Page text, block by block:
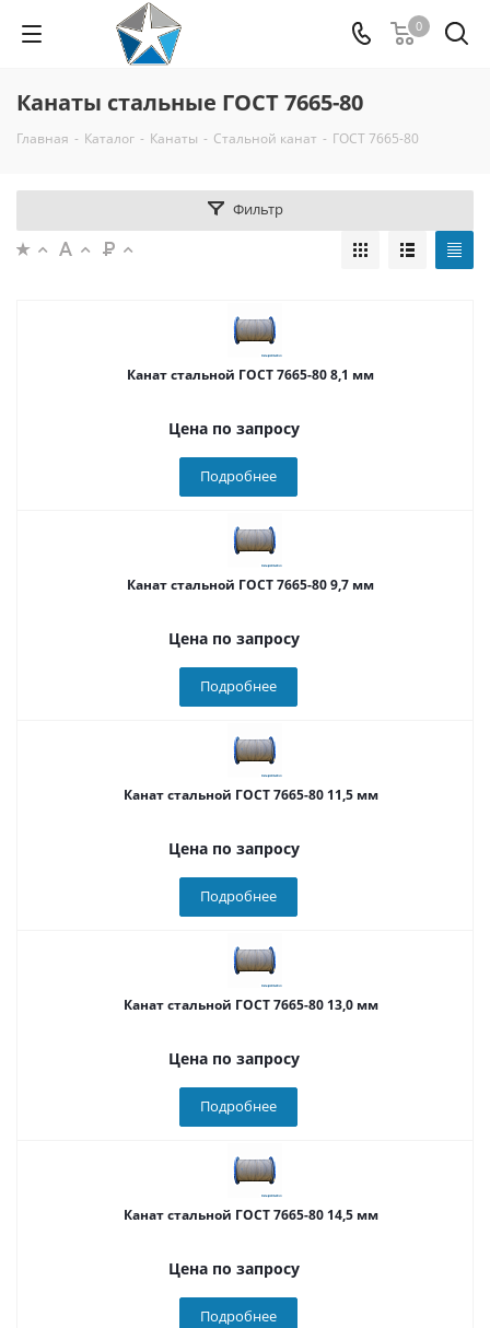
0
Канаты стальные ГОСТ 7665-80
Главная - Каталог - Канаты - Стальной канат - ГОСТ 7665-80
Фильтр
Канат стальной ГОСТ 7665-80 8,1 мм
Цена по запросу
Подробнее
Канат стальной ГОСТ 7665-80 9,7 мм
Цена по запросу
Подробнее
Канат стальной ГОСТ 7665-80 11,5 мм
Цена по запросу
Подробнее
Канат стальной ГОСТ 7665-80 13,0 мм
Цена по запросу
Подробнее
Канат стальной ГОСТ 7665-80 14,5 мм
Цена по запросу
Подробнее